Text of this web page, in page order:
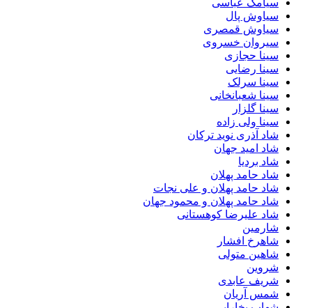
سیامک عباسی
سیاوش پال
سیاوش قمصری
سیروان خسروی
سینا حجازی
سینا رضایی
سینا سرلک
سینا شعبانخانی
سینا گلزار
سینا ولی زاده
شاد آذری نوید ترکان
شاد امید جهان
شاد بردیا
شاد حامد پهلان
شاد حامد پهلان و علی نجات
شاد حامد پهلان و محمود جهان
شاد علیرضا کوهستانی
شارمین
شاهرخ افشار
شاهین متولی
شروین
شریف عابدی
شمس آریان